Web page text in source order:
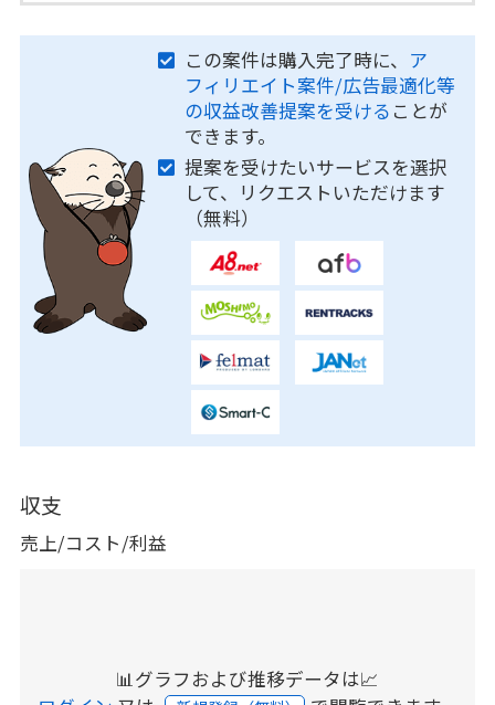
この案件は購入完了時に、 ア
フィリエイト案件/広告最適化等
の収益改善提案を受ける ことが
できます。
提案を受けたいサービスを選択
して、リクエストいただけます
（無料）
収支
売上/コスト/利益
📊グラフおよび推移データは📈